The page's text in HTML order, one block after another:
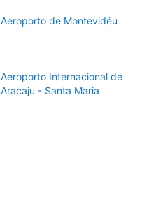
Aeroporto de Montevidéu
Aeroporto Internacional de
Aracaju - Santa Maria